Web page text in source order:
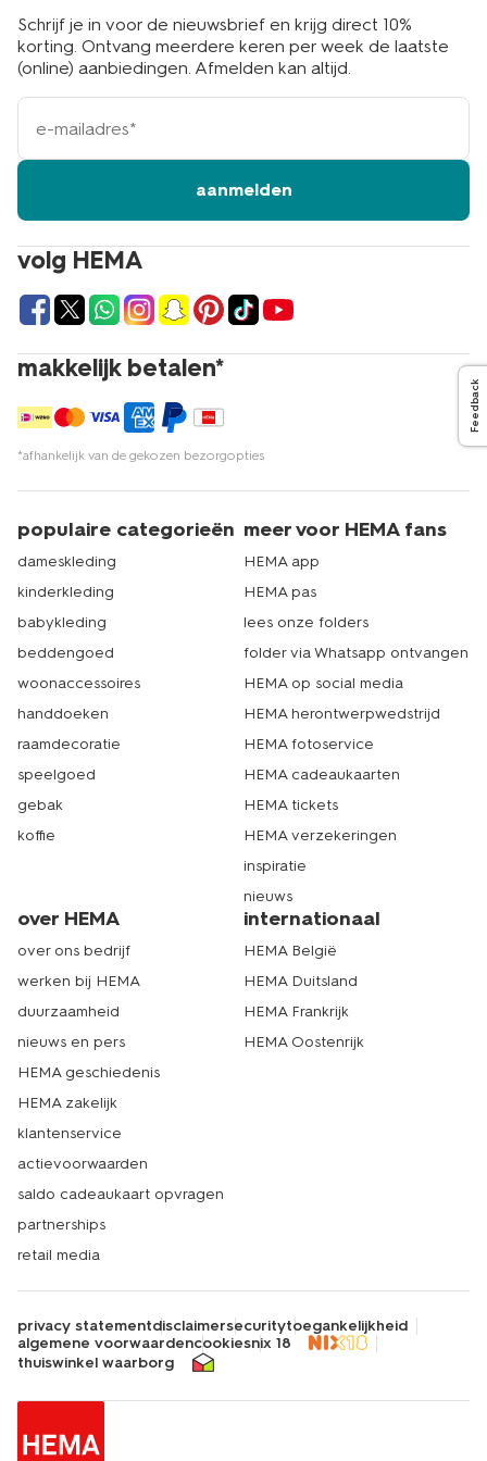
volg HEMA
makkelijk betalen*
*afhankelijk van de gekozen bezorgopties
Schrijf je in voor de nieuwsbrief en krijg direct 10%
korting. Ontvang meerdere keren per week de laatste
(online) aanbiedingen. Afmelden kan altijd.
e-
mailadres
aanmelden
populaire categorieën
dameskleding
kinderkleding
babykleding
beddengoed
woonaccessoires
handdoeken
raamdecoratie
speelgoed
gebak
koffie
meer voor HEMA fans
HEMA app
HEMA pas
lees onze folders
folder via Whatsapp ontvangen
HEMA op social media
HEMA herontwerpwedstrijd
HEMA fotoservice
HEMA cadeaukaarten
HEMA tickets
HEMA verzekeringen
inspiratie
nieuws
over HEMA
over ons bedrijf
werken bij HEMA
duurzaamheid
nieuws en pers
HEMA geschiedenis
HEMA zakelijk
klantenservice
actievoorwaarden
saldo cadeaukaart opvragen
partnerships
retail media
internationaal
HEMA België
HEMA Duitsland
HEMA Frankrijk
HEMA Oostenrijk
privacy statementdisclaimersecuritytoegankelijkheid
algemene voorwaardencookiesnix 18
thuiswinkel waarborg
Feedback